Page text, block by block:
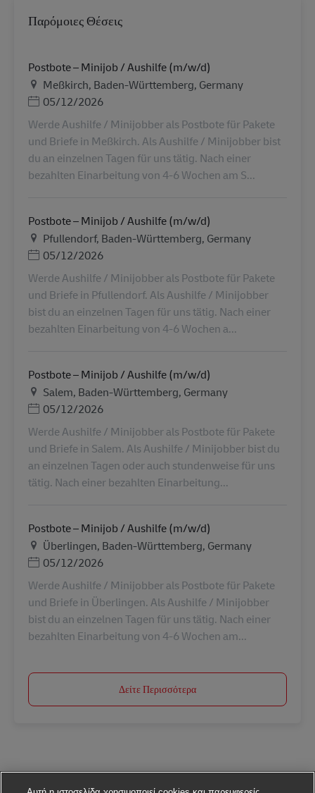
Παρόμοιες Θέσεις
Postbote – Minijob / Aushilfe (m/w/d)
Τοποθεσία
Meßkirch, Baden-Württemberg, Germany
Ημερομηνία Ανάρτησης
05/12/2026
Werde Aushilfe / Minijobber als Postbote für Pakete
und Briefe in Meßkirch. Als Aushilfe / Minijobber bist
du an einzelnen Tagen für uns tätig. Nach einer
bezahlten Einarbeitung von 4-6 Wochen am S...
Postbote – Minijob / Aushilfe (m/w/d)
Τοποθεσία
Pfullendorf, Baden-Württemberg, Germany
Ημερομηνία Ανάρτησης
05/12/2026
Werde Aushilfe / Minijobber als Postbote für Pakete
und Briefe in Pfullendorf. Als Aushilfe / Minijobber
bist du an einzelnen Tagen für uns tätig. Nach einer
bezahlten Einarbeitung von 4-6 Wochen a...
Postbote – Minijob / Aushilfe (m/w/d)
Τοποθεσία
Salem, Baden-Württemberg, Germany
Ημερομηνία Ανάρτησης
05/12/2026
Werde Aushilfe / Minijobber als Postbote für Pakete
und Briefe in Salem. Als Aushilfe / Minijobber bist du
an einzelnen Tagen oder auch stundenweise für uns
tätig. Nach einer bezahlten Einarbeitung...
Postbote – Minijob / Aushilfe (m/w/d)
Τοποθεσία
Überlingen, Baden-Württemberg, Germany
Ημερομηνία Ανάρτησης
05/12/2026
Werde Aushilfe / Minijobber als Postbote für Pakete
und Briefe in Überlingen. Als Aushilfe / Minijobber
bist du an einzelnen Tagen für uns tätig. Nach einer
bezahlten Einarbeitung von 4-6 Wochen am...
Δείτε Περισσότερα